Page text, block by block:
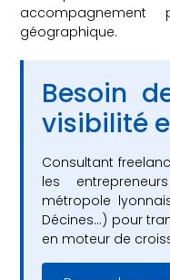
accompagnement
géographique.
Besoin
visibilité
Consultant
les
métropole
Décines…) pour
en moteur de